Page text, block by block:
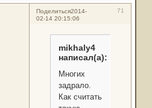
Поделиться 71
2014-
02-14 20:15:06
mikhaly4
написал(а):
Многих
задрало.
Как считать